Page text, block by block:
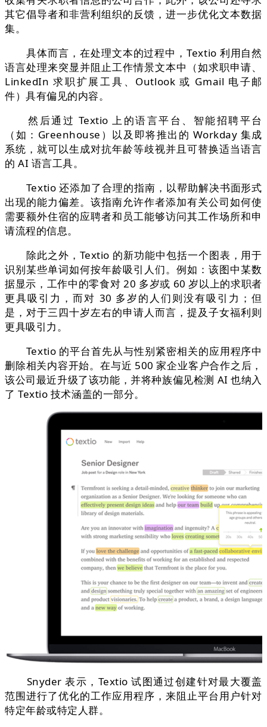
其它倡导者和非营利组织的反馈，进一步优化文本数据
集。
具体而言，在处理文本的过程中，Textio 利用自然
语言处理来突显并阻止工作情景文本中（如求职申请、
LinkedIn 求职扩展工具、Outlook 或 Gmail 电子邮
件）具有偏见的内容。
然后通过 Textio 上的语言平台、智能招聘平台
（如：Greenhouse）以及即将推出的 Workday 集成
系统，就可以生成对抗年龄等歧视并且可替换适当语言
的 AI 语言工具。
Textio 还添加了合理的指南，以帮助解决书面形式
出现的能力偏差。该指南允许作者添加有关公司如何使
需要额外住宿的应聘者和员工能够访问其工作场所和申
请流程的信息。
除此之外，Textio 的新功能中包括一个图表，用于
识别某些单词如何按年龄吸引人们。例如：该图中某数
据显示，工作中的零食对 20 多岁或 60 岁以上的求职者
更具吸引力，而对 30 多岁的人们则没有吸引力；但
是，对于三四十岁左右的申请人而言，提及子女福利则
更具吸引力。
Textio 的平台首先从与性别紧密相关的应用程序中
删除相关内容开始。在与近 500 家企业客户合作之后，
该公司最近升级了该功能，并将种族偏见检测 AI 也纳入
了 Textio 技术涵盖的一部分。
Snyder 表示，Textio 试图通过创建针对最大覆盖
范围进行了优化的工作应用程序，来阻止平台用户针对
特定年龄或特定人群。